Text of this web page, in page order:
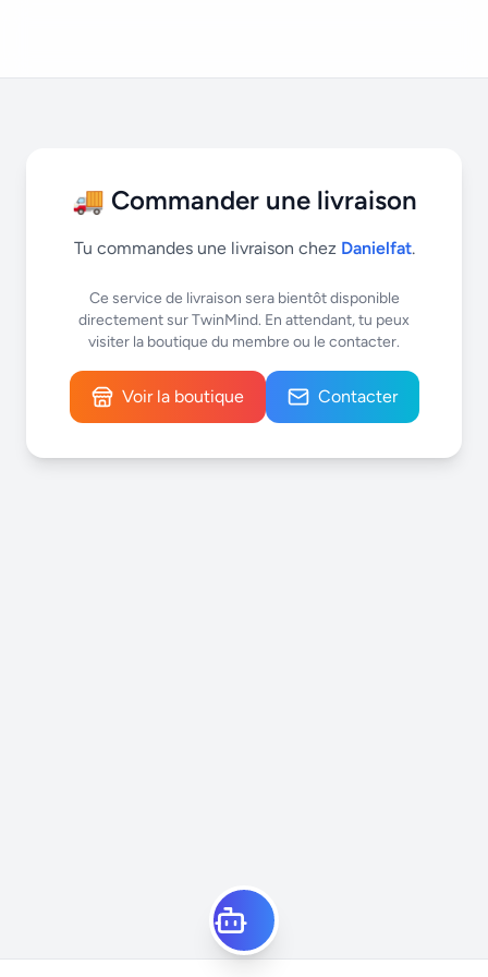
🚚 Commander une livraison
Tu commandes une livraison chez Danielfat.
Ce service de livraison sera bientôt disponible
directement sur TwinMind. En attendant, tu peux
visiter la boutique du membre ou le contacter.
Voir la boutique Contacter